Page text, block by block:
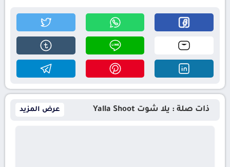
ذات صلة : يلا شوت Yalla Shoot عرض المزيد